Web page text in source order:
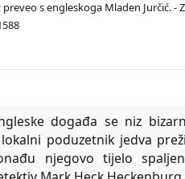
; preveo s engleskoga Mladen Jurčić. -
događa se niz
poduzetnik jedva
njegovo tijelo